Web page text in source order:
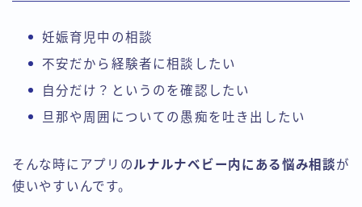
妊娠育児中の相談
不安だから経験者に相談したい
自分だけ？というのを確認したい
旦那や周囲についての愚痴を吐き出したい
そんな時にアプリのルナルナベビー内にある悩み相談が
使いやすいんです。